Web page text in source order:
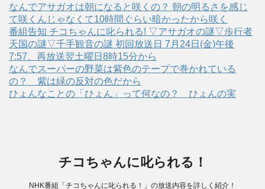
なんでアサガオは朝になると咲くの？ 朝の明るさを感じ
て咲くんじゃなくて10時間ぐらい暗かったから咲く
番組告知 チコちゃんに叱られる! ▽アサガオの謎▽歩行者
天国の謎▽千手観音の謎 初回放送日 7月24日(金)午後
7:57、再放送翌土曜日8時15分から
なんでスーパーの野菜は紫色のテープで巻かれている
の？ 紫は緑の反対の色だから
ひょんなことの「ひょん」って何なの？ ひょんの実
チコちゃんに叱られる！
NHK番組「チコちゃんに叱られる！」の放送内容を詳しく紹介！